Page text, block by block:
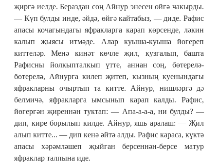
җиргә иелде. Бераздан соң Айнур энесен өйгә чакырды.
— Күп булды инде, әйдә, өйгә кайтабыз, — диде. Рафис
апасы кочагындагы яфракларга карап көрсенде, ләкин
калып җыясы итмәде. Алар куыша-куыша йөгереп
киттеләр. Менә кинәт көчле җил, кузгалып, башта
Рафисны йолкыпталкып үтте, аннан соң, бөтерелә-
бөтерелә, Айнурга килеп җитеп, кызның куенындагы
яфракларны очыртып та китте. Айнур, нишләргә дә
белмичә, яфракларга ымсынып карап калды. Рафис,
йөгергән җиреннән туктап: — Апа-а-а-а, ни булды? —
дип, кире борылып килде. Айнур, яшь аралаш: — Җил
алып китте... — дип кенә әйтә алды. Рафис караса, күктә
апасы хәрәмләшеп җыйган берсеннән-берсе матур
яфраклар талпына иде.